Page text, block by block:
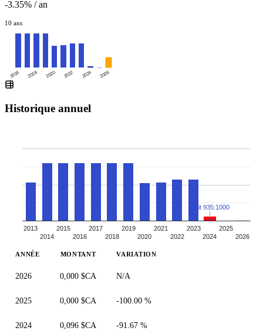
-3.35% / an
10 ans
2016 2018 2020 2022 2024 2026
Historique annuel
2013
2014
2015
2016
2017
2018
2019
2020
2021
2022
2023
2024
2025
2026
Split 935:1000
ANNÉE MONTANT VARIATION
2026 0,000 $CA N/A
2025 0,000 $CA -100.00 %
2024 0,096 $CA -91.67 %